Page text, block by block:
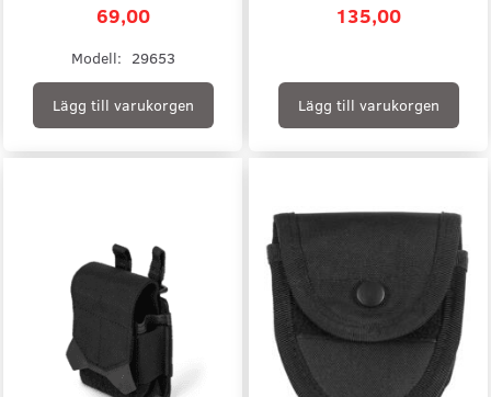
69,00
Modell: 29653
Lägg till varukorgen
135,00
Lägg till varukorgen